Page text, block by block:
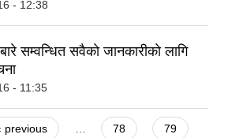
- 12:38
सम्वन्धित सवैकाे जानकारीकाे लागि
- 11:35
previous … 78
79